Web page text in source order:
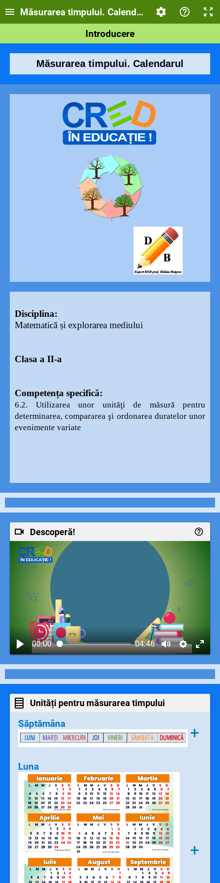
Măsurarea timpului. Calendarul
Introducere
Măsurarea timpului. Calendarul
Disciplina:
Matematică și explorarea mediului
Clasa a II-a
Competența specifică:
6.2. Utilizarea unor unităţi de măsură pentru
determinarea, compararea şi ordonarea duratelor unor
evenimente variate
Descoperă!
00:00 04:46
Unități pentru măsurarea timpului
Săptămâna
+
O săptămână are 7 zile. Zilele săptămânii
sunt: luni, marți, miercuri, joi, vineri,
sâmbătă, duminică.
Luna
+